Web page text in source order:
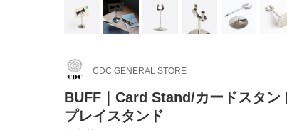
CDC GENERAL STORE
BUFF｜Card Stand/カードスタン
プレイスタンド